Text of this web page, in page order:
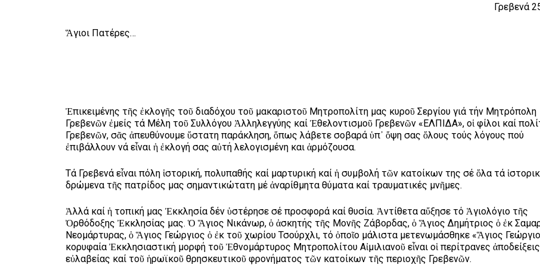
Γρεβενά
Ἅγιοι Πατέρες…
Ἐπικειμένης τῆς ἐκλογῆς τοῦ διαδόχου τοῦ μακαριστοῦ Μητροπολίτη μας κυροῦ Σεργίου γιά τήν Μητρόπολη
Γρεβενῶν ἐμείς τά Μέλη τοῦ Συλλόγου Ἀλληλεγγύης καί Ἐθελοντισμοῦ Γρεβενῶν «ΕΛΠΙΔΑ», οἱ φίλοι καί
Γρεβενῶν, σᾶς ἀπευθύνουμε ὕστατη παράκληση, ὅπως λάβετε σοβαρά ὑπ᾽ ὄψη σας ὅλους τούς λόγους πού
ἐπιβάλλουν νά εἶναι ἡ ἐκλογή σας αὐτή λελογισμένη και ἀρμόζουσα.
Τά Γρεβενά εἶναι πόλη ἱστορική, πολυπαθής καί μαρτυρική καί ἡ συμβολή τῶν κατοίκων της σέ ὅλα τά
δρώμενα τῆς πατρίδος μας σημαντικώτατη μέ ἀναρίθμητα θύματα καί τραυματικές μνῆμες.
Ἀλλά καί ἡ τοπική μας Ἐκκλησία δέν ὑστέρησε σέ προσφορά καί θυσία. Ἀντίθετα αὔξησε τό Ἁγιολόγιο τῆς
Ὀρθόδοξης Ἐκκλησίας μας. Ὁ Ἅγιος Νικάνωρ, ὁ ἀσκητής τῆς Μονῆς Ζάβορδας, ὁ Ἅγιος Δημήτριος ὁ ἐκ
Νεομάρτυρας, ὁ Ἅγιος Γεώργιος ὁ ἐκ τοῦ χωρίου Τσούρχλι, τό ὁποῖο μάλιστα μετενωμάσθηκε «Ἅγιος
κορυφαία Ἐκκλησιαστική μορφή τοῦ Ἐθνομάρτυρος Μητροπολίτου Αἰμιλιανοῦ εἶναι οἱ περίτρανες
εὐλαβείας καί τοῦ ἡρωϊκοῦ θρησκευτικοῦ φρονήματος τῶν κατοίκων τῆς περιοχῆς Γρεβενῶν.